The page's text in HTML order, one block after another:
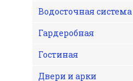
Водосточная система
Гардеробная
Гостиная
Двери и арки